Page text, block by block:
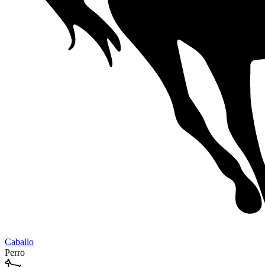
Caballo
Perro